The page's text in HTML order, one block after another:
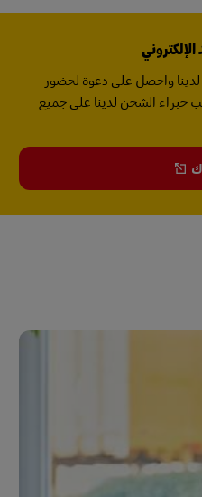
واحصل على دعوة لحضور
خبراء الشحن لدينا على جميع